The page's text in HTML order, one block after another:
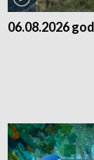
06.08.2026